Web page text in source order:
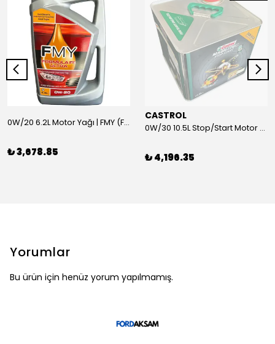
0W/20 6.2L Motor Yağı | FMY (Ford Motor Yağları)
₺ 3,678.85
CASTROL
0W/30 10.5L Stop/Start Motor Yağı | CASTROL
₺ 4,196.35
Yorumlar
Bu ürün için henüz yorum yapılmamış.